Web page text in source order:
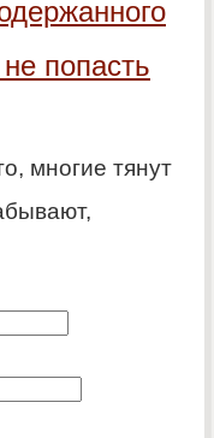
попасть
многие тянут